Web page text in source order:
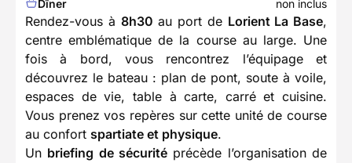
Dîner
non inclus
Rendez-vous à 8h30 au port de Lorient La Base,
centre emblématique de la course au large. Une
fois à bord, vous rencontrez l’équipage et
découvrez le bateau : plan de pont, soute à voile,
espaces de vie, table à carte, carré et cuisine.
Vous prenez vos repères sur cette unité de course
au confort spartiate et physique.
Un briefing de sécurité précède l’organisation de